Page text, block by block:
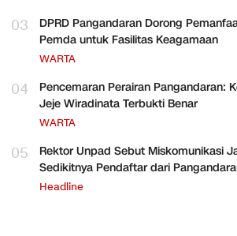
03
DPRD Pangandaran Dorong
Pemda untuk Fasilitas Keagamaan
WARTA
04
Pencemaran Perairan Pangandaran:
Jeje Wiradinata Terbukti Benar
WARTA
05
Rektor Unpad Sebut Miskomunikasi
Sedikitnya Pendaftar dari
Headline